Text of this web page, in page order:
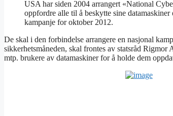
USA har siden 2004 arrangert «National
oppfordre alle til å beskytte sine
kampanje for oktober 2012.
De skal i den forbindelse arrangere en nasjonal
sikkerhetsmåneden, skal frontes av statsråd
mtp. brukere av datamaskiner for å holde dem